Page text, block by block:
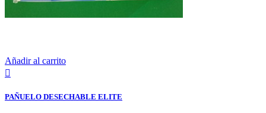
Añadir al carrito

PAÑUELO DESECHABLE ELITE